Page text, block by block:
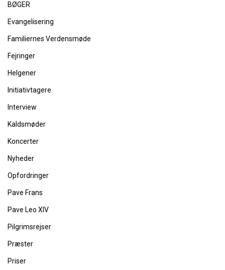
BØGER
Evangelisering
Familiernes Verdensmøde
Fejringer
Helgener
Initiativtagere
Interview
Kaldsmøder
Koncerter
Nyheder
Opfordringer
Pave Frans
Pave Leo XIV
Pilgrimsrejser
Præster
Priser